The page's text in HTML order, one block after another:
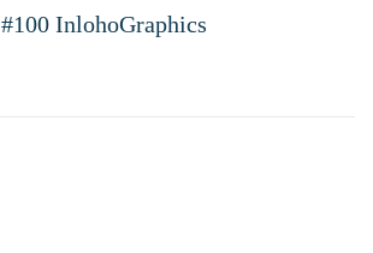
#100 InlohoGraphics